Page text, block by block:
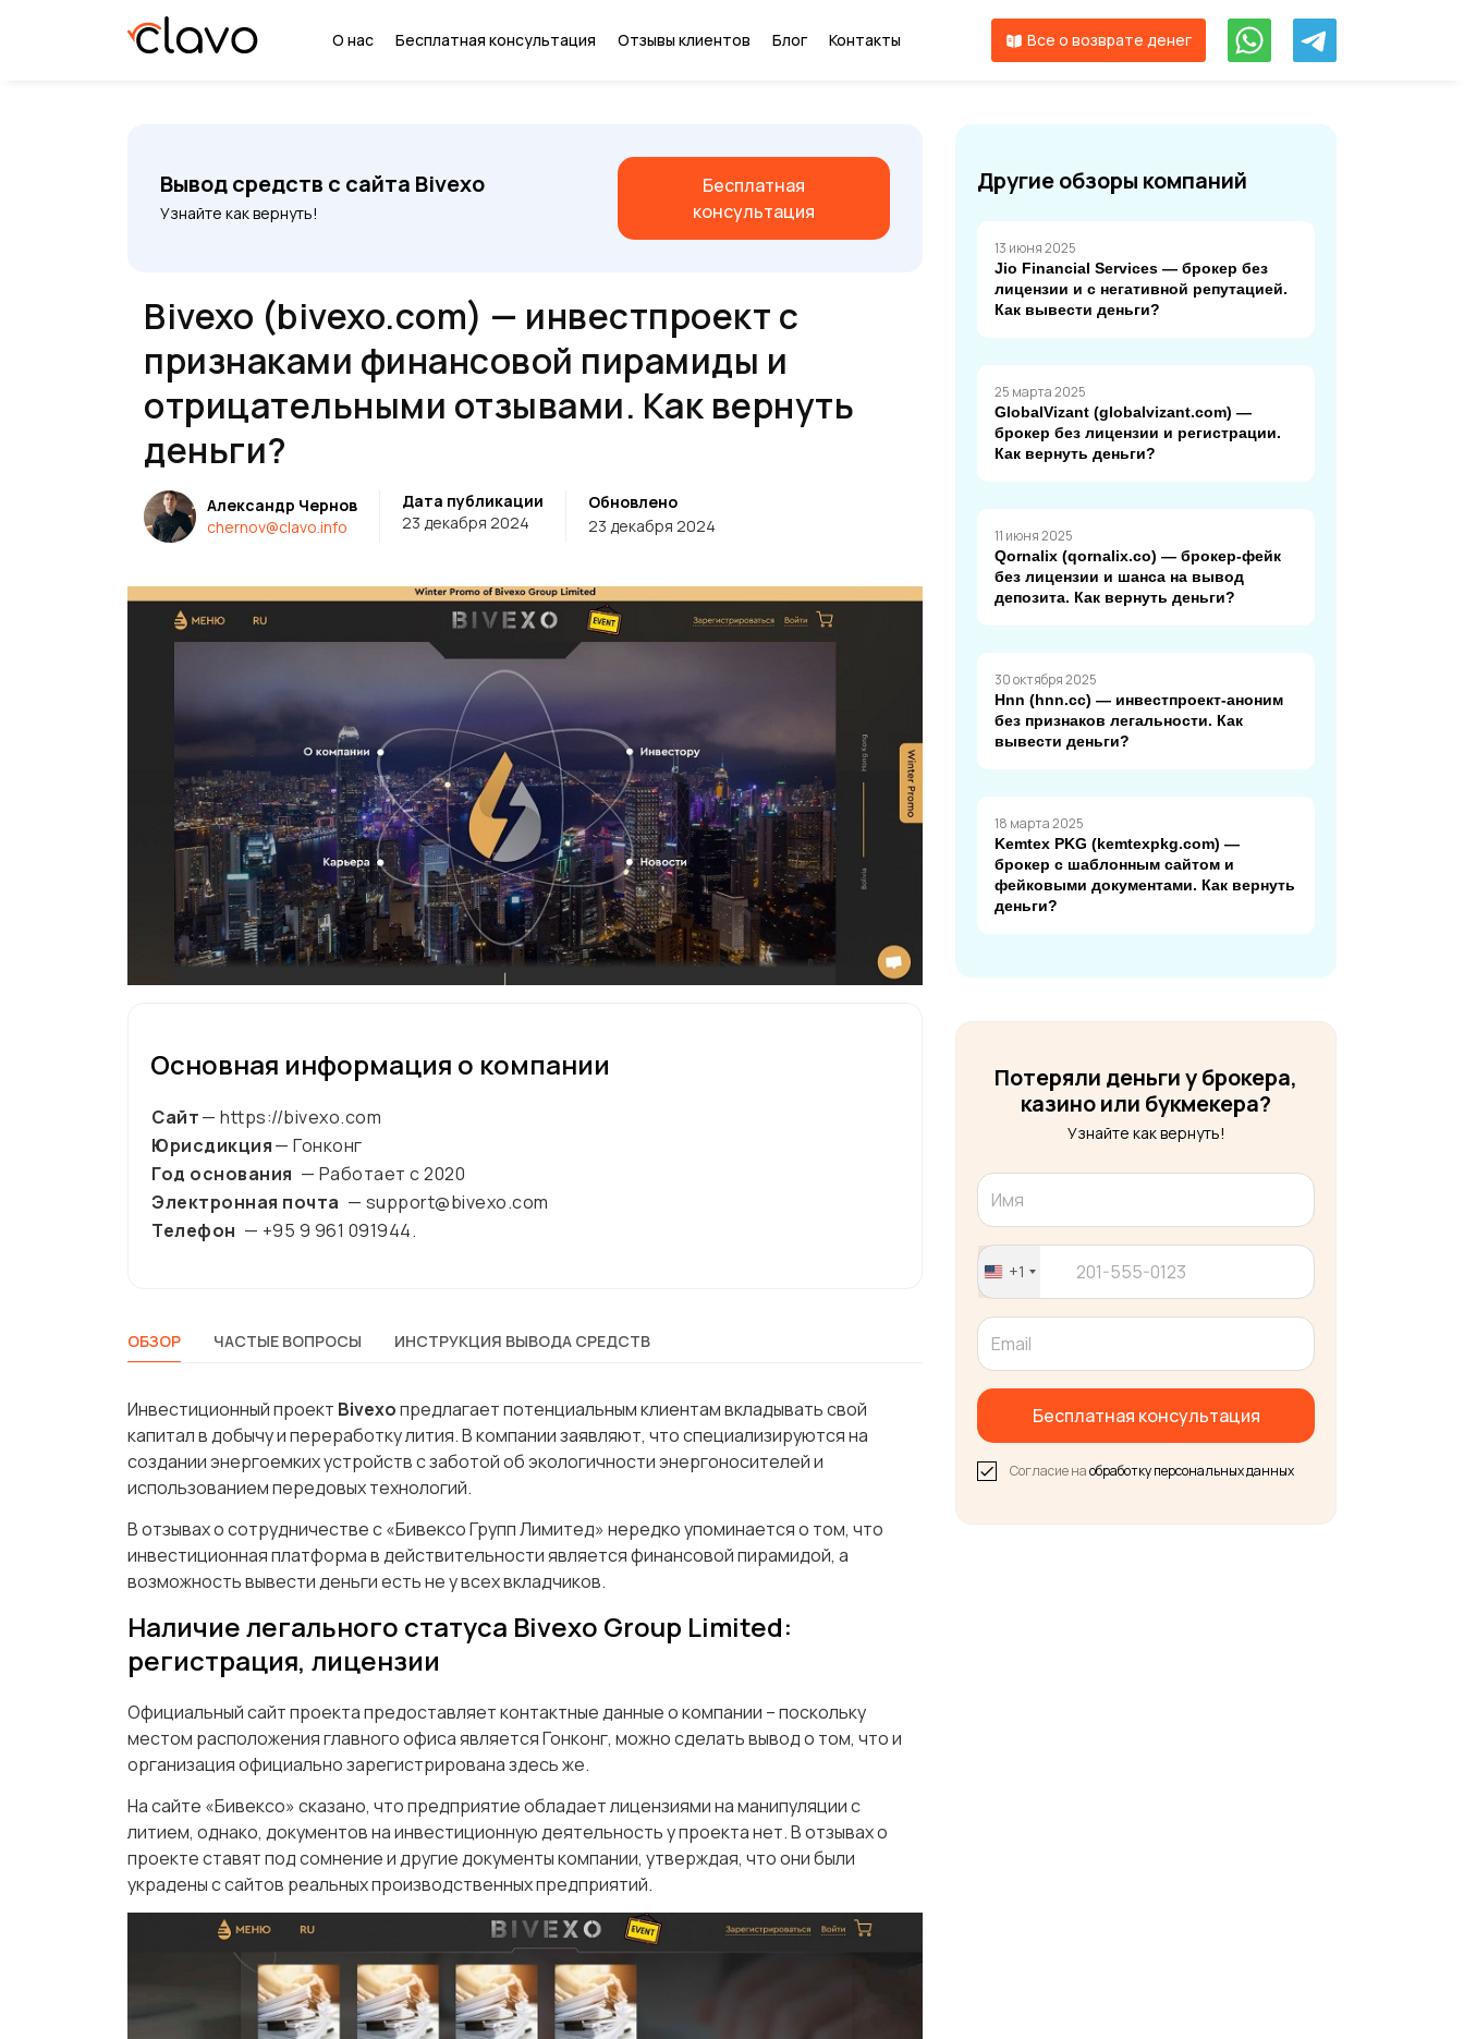
О нас Бесплатная консультация Отзывы клиентов Блог Контакты Все о возврате денег
Вывод средств с сайта Bivexo
Узнайте как вернуть!
Бесплатная
консультация
Bivexo (bivexo.com) — инвестпроект с
признаками финансовой пирамиды и
отрицательными отзывами. Как вернуть
деньги?
Александр Чернов
chernov@clavo.info
Дата публикации
23 декабря 2024
Обновлено
23 декабря 2024
Основная информация о компании
Сайт— https://bivexo.com
Юрисдикция— Гонконг
Год основания — Работает с2020
Электронная почта — support@bivexo.com
Телефон — +95 9 961 091944.
ОБЗОР ЧАСТЫЕ ВОПРОСЫ ИНСТРУКЦИЯ ВЫВОДА СРЕДСТВ
Инвестиционный проект Bivexoпредлагает потенциальным клиентам вкладывать свой
капитал в добычу и переработку лития. В компании заявляют, что специализируются на
создании энергоемких устройств с заботой об экологичности энергоносителей и
использованием передовых технологий.
В отзывах о сотрудничестве с «Бивексо Групп Лимитед» нередко упоминается о том, что
инвестиционная платформа в действительности является финансовой пирамидой, а
возможность вывести деньги есть не у всех вкладчиков.
Наличие легального статуса Bivexo Group Limited:
регистрация, лицензии
Официальный сайт проекта предоставляет контактные данные о компании – поскольку
местом расположения главного офиса является Гонконг, можно сделать вывод о том, что и
организация официально зарегистрирована здесь же.
На сайте «Бивексо» сказано, что предприятие обладает лицензиями на манипуляции с
литием, однако, документов на инвестиционную деятельность у проекта нет. В отзывах о
проекте ставят под сомнение и другие документы компании, утверждая, что они были
украдены с сайтов реальных производственных предприятий.
Другие обзоры компаний
13 июня 2025
Jio Financial Services — брокер без
лицензии и с негативной репутацией.
Как вывести деньги?
25 марта 2025
GlobalVizant (globalvizant.com) —
брокер без лицензии и регистрации.
Как вернуть деньги?
11 июня 2025
Qornalix (qornalix.co) — брокер-фейк
без лицензии и шанса на вывод
депозита. Как вернуть деньги?
30 октября 2025
Hnn (hnn.cc) — инвестпроект-аноним
без признаков легальности. Как
вывести деньги?
18 марта 2025
Kemtex PKG (kemtexpkg.com) —
брокер с шаблонным сайтом и
фейковыми документами. Как вернуть
деньги?
Потеряли деньги у брокера,
казино или букмекера?
Узнайте как вернуть!
United
States
+1
+1
Бесплатная консультация
Согласие наобработку персональных данных